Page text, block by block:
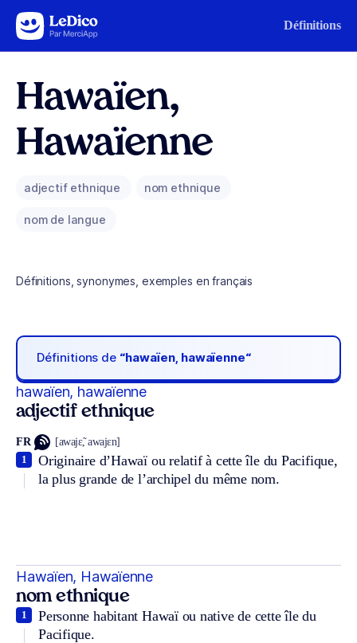
Aller au contenu Définitions
Hawaïen,
Hawaïenne
adjectif ethnique nom ethnique
nom de langue
Définitions, synonymes, exemples en français
Définitions de “hawaïen, hawaïenne“
hawaïen, hawaïenne
adjectif ethnique
FR [awajɛ̃, awajɛn]
Originaire d’Hawaï ou relatif à cette île du Pacifique,
la plus grande de l’archipel du même nom.
1
Hawaïen, Hawaïenne
nom ethnique
Personne habitant Hawaï ou native de cette île du
Pacifique.
1